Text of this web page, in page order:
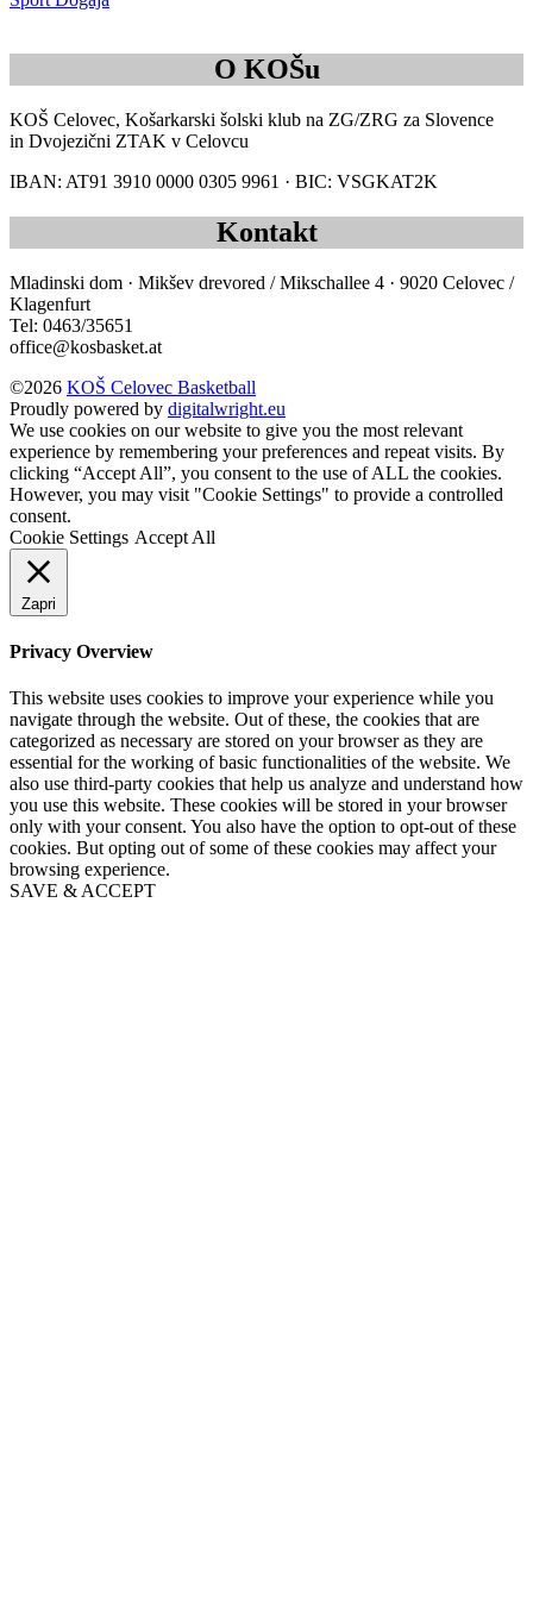
Košarkarska zvezna liga
Košarska zveza Slovenije
Mladinski dom
Slovenska športna zveza
Sport Dogaja
O KOŠu
KOŠ Celovec, Košarkarski šolski klub na ZG/ZRG za Slovence
in Dvojezični ZTAK v Celovcu
IBAN: AT91 3910 0000 0305 9961 · BIC: VSGKAT2K
Kontakt
Mladinski dom · Mikšev drevored / Mikschallee 4 · 9020 Celovec /
Klagenfurt
Tel: 0463/35651
office@kosbasket.at
©2026 KOŠ Celovec Basketball
Proudly powered by
We use cookies on our website to give you the most relevant
experience by remembering your preferences and repeat visits. By
However, you may visit "Cookie Settings" to provide a controlled
consent.
Cookie Settings
Accept All
Zapri
Privacy Overview
This website uses cookies to improve your experience while you
navigate through the website. Out of these, the cookies that are
categorized as necessary are stored on your browser as they are